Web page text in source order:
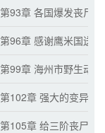
头”
第93章 各国爆发丧尸
日
第96章 感谢鹰米国送
第99章 海州市野生动
上古凶兽血脉之力
第102章 强大的变异飞
能量点
第105章 给三阶丧尸的